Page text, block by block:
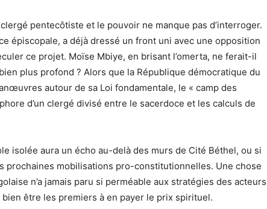
pentecôtiste et le pouvoir ne manque pas d’interroger.
épiscopale, a déjà dressé un front uni avec une opposition
ce projet. Moïse Mbiye, en brisant l’omerta, ne ferait-il
plus profond ? Alors que la République démocratique du
autour de sa Loi fondamentale, le « camp des
d’un clergé divisé entre le sacerdoce et les calculs de
isolée aura un écho au-delà des murs de Cité Béthel, ou si
prochaines mobilisations pro-constitutionnelles. Une chose
n’a jamais paru si perméable aux stratégies des acteurs
être les premiers à en payer le prix spirituel.